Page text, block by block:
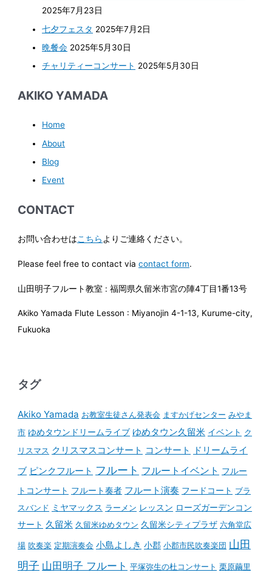
2025年7月23日
七夕フェスタ 2025年7月2日
晩餐会 2025年5月30日
チャリティーコンサート 2025年5月30日
AKIKO YAMADA
Home
About
Blog
Event
CONTACT
お問い合わせはこちらよりご連絡ください。
Please feel free to contact viacontact form.
山田明子フルート教室 : 福岡県久留米市宮の陣4丁目1番13号
Akiko Yamada Flute Lesson : Miyanojin 4-1-13, Kurume-city,
Fukuoka
タグ
Akiko Yamada お教室生徒さん発表会 ますかげセンター みやま
市 ゆめタウンドリームライブ ゆめタウン久留米 イベント ク
リスマス クリスマスコンサート コンサート
ドリームライ
ブ ピンクフルート フルート フルートイベント フルー
トコンサート フルート奏者 フルート演奏 フードコート ブラ
スバンド ミヤマックス ラーメン レッスン ローズガーデンコン
サート 久留米 久留米ゆめタウン 久留米シティプラザ 六角堂広
場 吹奏楽 定期演奏会 小島よしき 小郡 小郡市民吹奏楽団 山田
明子 山田明子 フルート 平塚弥生の杜コンサート 栗原繭里